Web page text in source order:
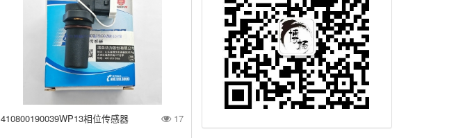
410800190039WP13相位传感器 17